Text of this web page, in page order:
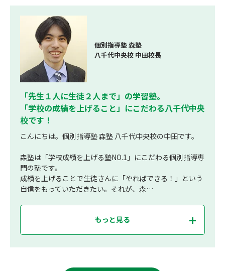
個別指導塾 森塾
八千代中央校 中田校長
「先生１人に生徒２人まで」の学習塾。
「学校の成績を上げること」にこだわる八千代中央
校です！
こんにちは。個別指導塾 森塾 八千代中央校の中田です。
森塾は「学校成績を上げる塾NO.1」にこだわる個別指導専
門の塾です。
成績を上げることで生徒さんに「やればできる！」という
自信をもっていただきたい。それが、森…
もっと見る